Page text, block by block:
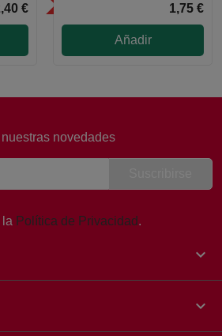
€ 1,75 €
Añadir
novedades
la Política de Privacidad.


👋 Soy Laura, de